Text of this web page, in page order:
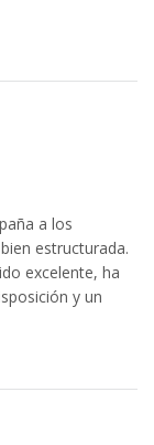
a los
estructurada.
excelente, ha
y un